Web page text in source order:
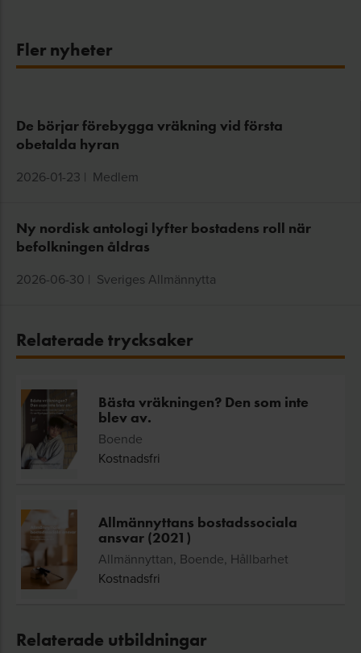
Fler nyheter
De börjar förebygga vräkning vid första
obetalda hyran
2026-01-23 | Medlem
Ny nordisk antologi lyfter bostadens roll när
befolkningen åldras
2026-06-30 | Sveriges Allmännytta
Relaterade trycksaker
Bästa vräkningen? Den som inte
blev av.
Boende
Kostnadsfri
Allmännyttans bostadssociala
ansvar (2021)
Allmännyttan, Boende, Hållbarhet
Kostnadsfri
Relaterade utbildningar